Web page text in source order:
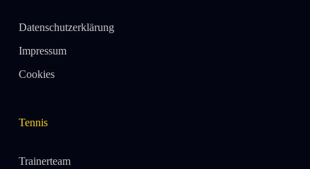
Datenschutzerklärung
Impressum
Cookies
Tennis
Trainerteam